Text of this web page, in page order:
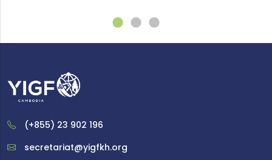
ជាមួយនឹងគោលដៅ​និងបេសកកម្មច្បាស់លាស់​ គណៈកម្មាធិការថ្មី
ថ្មោងទាំងប្រាំរូបនឹងប្តេជ្ញាចិត្តក្នុងការលើកកម្ពស់ប្រធានបទអភិបាល
កិច្ចអ៊ីនធឺណិត និងដោះស្រាយបញ្ហាសំខាន់ៗជុំវិញអ៊ីនធឺណិតតាមរយៈ
គណៈកម្មការរៀបចំថ្មីនឹងចូលរួមជាផ្នែកមួយដ៏សំខាន់សម្រាប់ YIGF
Cambodia ឆ្នាំ២០២៤ ដែលនឹងធ្វើឡើងនាពេលខាងមុខ។ ក្នុង
អត្ថបទនេះ ពួកគេនឹងចែករំលែកដំណើរនៃការចូលរួមក្នុងសហគមន៍
YIGF Cambodia ពិភាក្សាអំពីបញ្ហាអ៊ីនធឺណិតដែលពួកគេចាប់
អារម្មណ៍ និងស្វែងរកវិធីដោះស្រាយបញ្ហាទាំងនោះនៅក្នុង
ប្រទេសកម្ពុជា ព្រមទាំងបង្ហាញអំពីបេសកកម្ម គោលដៅ និង
(+855) 23 902 196
secretariat@yigfkh.org